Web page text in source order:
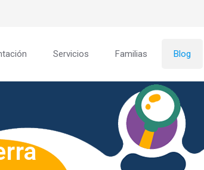
Servicios Familias Blog